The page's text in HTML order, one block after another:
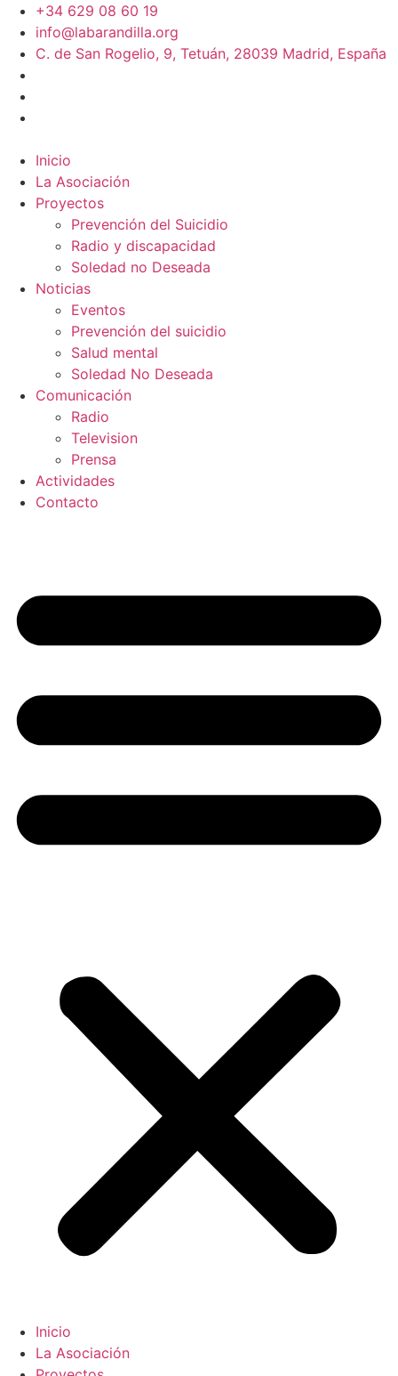
+34 629 08 60 19
info@labarandilla.org
C. de San Rogelio, 9, Tetuán, 28039 Madrid, España
Inicio
La Asociación
Proyectos
Prevención del Suicidio
Radio y discapacidad
Soledad no Deseada
Noticias
Eventos
Prevención del suicidio
Salud mental
Soledad No Deseada
Comunicación
Radio
Television
Prensa
Actividades
Contacto
Inicio
La Asociación